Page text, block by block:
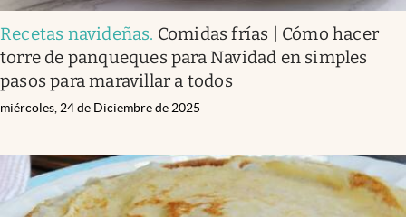
Recetas navideñas. Comidas frías | Cómo hacer
torre de panqueques para Navidad en simples
pasos para maravillar a todos
miércoles, 24 de Diciembre de 2025